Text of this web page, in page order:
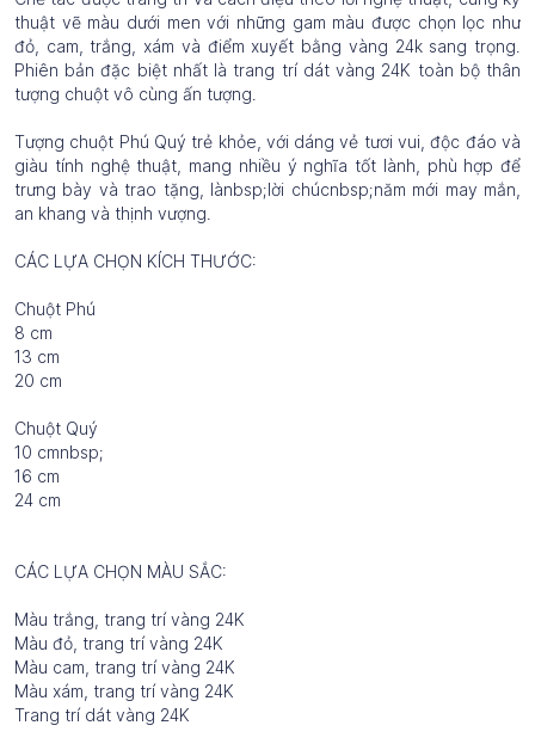
thuật vẽ màu dưới men với những gam màu được chọn lọc như
đỏ, cam, trắng, xám và điểm xuyết bằng vàng 24k sang trọng.
Phiên bản đặc biệt nhất là trang trí dát vàng 24K toàn bộ thân
tượng chuột vô cùng ấn tượng.
Tượng chuột Phú Quý trẻ khỏe, với dáng vẻ tươi vui, độc đáo và
giàu tính nghệ thuật, mang nhiều ý nghĩa tốt lành, phù hợp để
trưng bày và trao tặng, lànbsp;lời chúcnbsp;năm mới may mắn,
an khang và thịnh vượng.
CÁC LỰA CHỌN KÍCH THƯỚC:
Chuột Phú
8 cm
13 cm
20 cm
Chuột Quý
10 cmnbsp;
16 cm
24 cm
CÁC LỰA CHỌN MÀU SẮC:
Màu trắng, trang trí vàng 24K
Màu đỏ, trang trí vàng 24K
Màu cam, trang trí vàng 24K
Màu xám, trang trí vàng 24K
Trang trí dát vàng 24K